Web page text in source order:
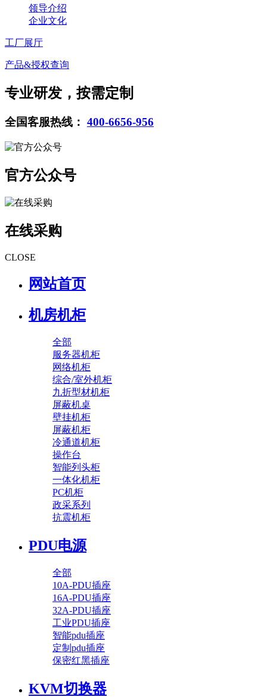
领导介绍
企业文化
工厂展厅
产品&授权查询
专业研发，按需定制
全国客服热线： 400-6656-956
官方公众号
在线采购
CLOSE
网站首页
机房机柜
全部
服务器机柜
网络机柜
综合/室外机柜
九折型材机柜
屏蔽机桌
壁挂机柜
屏蔽机柜
冷通道机柜
操作台
智能列头柜
一体化机柜
PC机柜
政采系列
抗震机柜
PDU电源
全部
10A-PDU插座
16A-PDU插座
32A-PDU插座
工业PDU插座
智能pdu插座
定制pdu插座
保密红黑插座
KVM切换器